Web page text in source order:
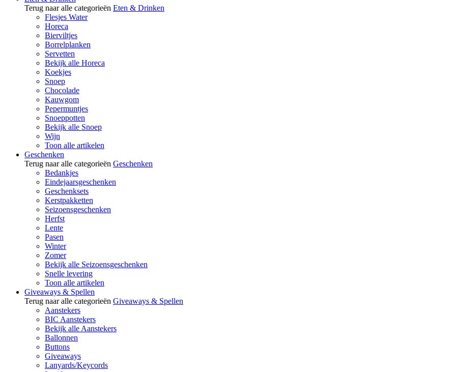
Terug naar alle categorieën Eten & Drinken
Flesjes Water
Horeca
Bierviltjes
Borrelplanken
Servetten
Bekijk alle Horeca
Koekjes
Snoep
Chocolade
Kauwgom
Pepermuntjes
Snoeppotten
Bekijk alle Snoep
Wijn
Toon alle artikelen
Geschenken
Terug naar alle categorieën Geschenken
Bedankjes
Eindejaarsgeschenken
Geschenksets
Kerstpakketten
Seizoensgeschenken
Herfst
Lente
Pasen
Winter
Zomer
Bekijk alle Seizoensgeschenken
Snelle levering
Toon alle artikelen
Giveaways & Spellen
Terug naar alle categorieën Giveaways & Spellen
Aanstekers
BIC Aanstekers
Bekijk alle Aanstekers
Ballonnen
Buttons
Giveaways
Lanyards/Keycords